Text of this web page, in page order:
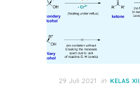
Posted
29 Juli 2021 in KELAS XII